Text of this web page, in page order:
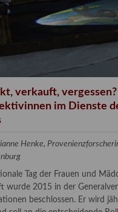
verkauft, vergessen?
im Dienste
Henke,
Tag der Frauen und
wurde 2015 in der
beschlossen. Er wird